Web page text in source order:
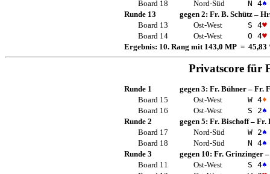
Board 18
Nord-Süd N 4♠
Runde 13
gegen 2: Fr. B. Schütz –
Board 13
Ost-West S 4♥
Board 14
Ost-West O 4♥
Ergebnis: 10. Rang mit 143,0 MP = 45,83
Privatscore für
Runde 1 gegen 3: Fr. Bühner – Fr.
Board 15
Ost-West W 4♦
Board 16
Ost-West S 2♠
Runde 2
gegen 5: Fr. Bischoff– Fr.
Board 17
Nord-Süd W 2♠
Board 18
Nord-Süd N 4♠
Runde 3
gegen 10: Fr. Grinzinger
Board 11
Ost-West S 4♠